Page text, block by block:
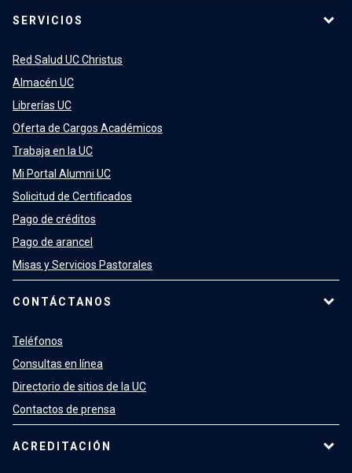
SERVICIOS
Red Salud UC Christus
Almacén UC
Librerías UC
Oferta de Cargos Académicos
Trabaja en la UC
Mi Portal Alumni UC
Solicitud de Certificados
Pago de créditos
Pago de arancel
Misas y Servicios Pastorales
CONTÁCTANOS
Teléfonos
Consultas en línea
Directorio de sitios de la UC
Contactos de prensa
ACREDITACIÓN